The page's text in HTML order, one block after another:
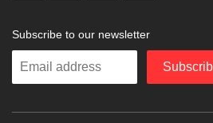
Subscribe to our newsletter
Enter